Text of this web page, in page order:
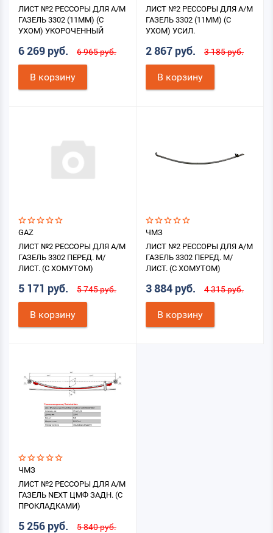
ЛИСТ №2 РЕССОРЫ ДЛЯ А/М
ГАЗЕЛЬ 3302 (11ММ) (С
УХОМ) УКОРОЧЕННЫЙ
6 269 руб. 6 965 руб.
В корзину
ЛИСТ №2 РЕССОРЫ ДЛЯ А/М
ГАЗЕЛЬ 3302 (11ММ) (С
УХОМ) УСИЛ.
2 867 руб. 3 185 руб.
В корзину
GAZ
ЛИСТ №2 РЕССОРЫ ДЛЯ А/М
ГАЗЕЛЬ 3302 ПЕРЕД. М/
ЛИСТ. (С ХОМУТОМ)
5 171 руб. 5 745 руб.
В корзину
ЧМЗ
ЛИСТ №2 РЕССОРЫ ДЛЯ А/М
ГАЗЕЛЬ 3302 ПЕРЕД. М/
ЛИСТ. (С ХОМУТОМ)
3 884 руб. 4 315 руб.
В корзину
ЧМЗ
ЛИСТ №2 РЕССОРЫ ДЛЯ А/М
ГАЗЕЛЬ NEXT ЦМФ ЗАДН. (С
ПРОКЛАДКАМИ)
5 256 руб. 5 840 руб.